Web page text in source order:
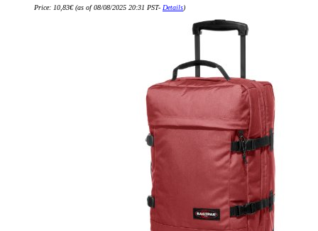
Price: 10,83€(as of 08/08/2025 20:31 PST- Details)